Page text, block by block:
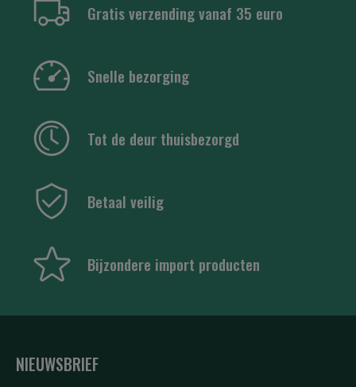
Gratis verzending vanaf 35 euro
Snelle bezorging
Tot de deur thuisbezorgd
Betaal veilig
Bijzondere import producten
NIEUWSBRIEF